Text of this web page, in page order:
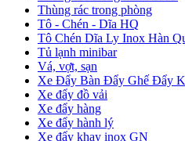
Thùng rác trong phòng
Tô - Chén - Dĩa HQ
Tô Chén Dĩa Ly Inox Hàn
Tủ lạnh minibar
Vá, vợt, sạn
Xe Đẩy Bàn Đẩy Ghế Đẩy
Xe đẩy đồ vải
Xe đẩy hàng
Xe đẩy hành lý
Xe đẩy khay inox GN